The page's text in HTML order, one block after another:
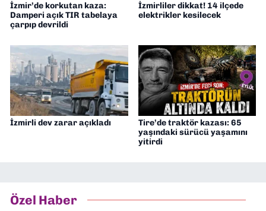
İzmir’de korkutan kaza:
Damperi açık TIR tabelaya
çarpıp devrildi
İzmirliler dikkat! 14 ilçede
elektrikler kesilecek
İzmirli dev zarar açıkladı
Tire’de traktör kazası: 65
yaşındaki sürücü yaşamını
yitirdi
Özel Haber